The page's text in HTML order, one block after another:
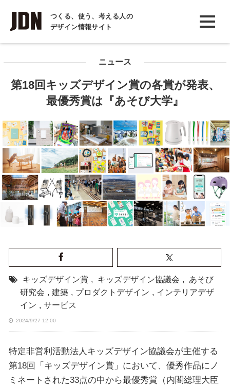
つくる、使う、考える人の
デザイン情報サイト
INTERVIEW
インタビュー
COLUMN
ニュース
第18回キッズデザイン賞の各賞が発表、
最優秀賞は『あそび大学』
キッズデザイン賞 , キッズデザイン協議会 ,
あそび
研究会 , 建築 , プロダクトデザイン , インテリアデザ
イン , サービス
2024/9/27 12:00
特定非営利活動法人キッズデザイン協議会が主催する
第18回「キッズデザイン賞」において、優秀作品にノ
ミネートされた33点の中から最優秀賞（内閣総理大臣